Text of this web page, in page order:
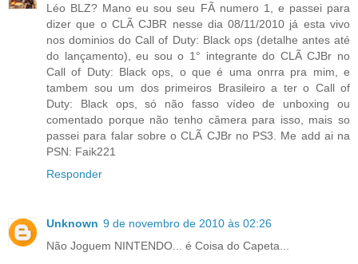
Léo BLZ? Mano eu sou seu FÃ numero 1, e passei para
dizer que o CLÃ CJBR nesse dia 08/11/2010 já esta vivo
nos dominios do Call of Duty: Black ops (detalhe antes até
do lançamento), eu sou o 1° integrante do CLÃ CJBr no
Call of Duty: Black ops, o que é uma onrra pra mim, e
tambem sou um dos primeiros Brasileiro a ter o Call of
Duty: Black ops, só não fasso vídeo de unboxing ou
comentado porque não tenho câmera para isso, mais so
passei para falar sobre o CLÃ CJBr no PS3. Me add ai na
PSN: Faik221
Responder
Unknown 9 de novembro de 2010 às 02:26
Não Joguem NINTENDO... é Coisa do Capeta...